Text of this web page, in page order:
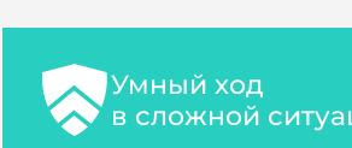
Умный ход
в сложной